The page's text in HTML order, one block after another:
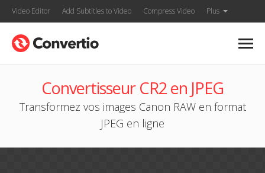
Video Editor Add Subtitles to Video Compress Video Plus
Convertisseur CR2 en JPEG
Transformez vos images Canon RAW en format
JPEG en ligne